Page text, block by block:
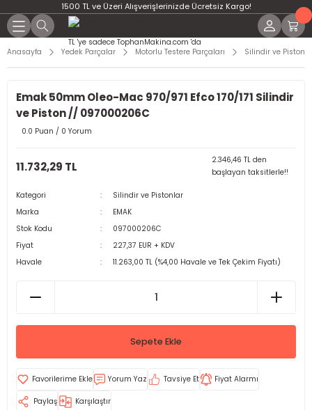
1500 TL ve Üzeri Alışverişlerinizde Ücretsiz Kargo!
Anasayfa Yedek Parçalar Motorlu Testere Parçaları Silindir ve
Emak 50mm Oleo-Mac 970/971 Efco 170/171 Silindir
ve Piston // 097000206C
0.0 Puan / 0 Yorum
11.732,29 TL
2.346,46 TL den
başlayan taksitlerle!!
Kategori
Silindir ve Pistonlar
Marka
EMAK
Stok Kodu
097000206C
Fiyat
227,37 EUR + KDV
Havale
11.263,00 TL (%4,00 Havale ve Tek Çekim Fiyatı)
Sepete Ekle
Yorum Yaz Tavsiye Et Fiyat Alarmı
Paylaş Karşılaştır